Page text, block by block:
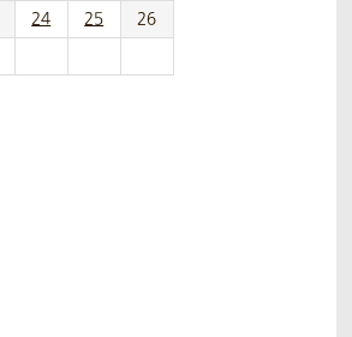
24 25
26